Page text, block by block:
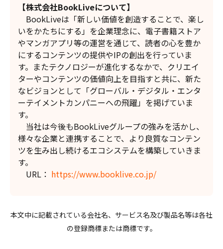
【株式会社BookLiveについて】
BookLiveは「新しい価値を創造することで、楽し
いをかたちにする」を企業理念に、電子書籍ストア
やマンガアプリ等の運営を通じて、読者の心を豊か
にするコンテンツの提供やIPの創出を行っていま
す。またテクノロジーが進化するなかで、クリエイ
ターやコンテンツの価値向上を目指すと共に、新た
なビジョンとして「グローバル・デジタル・エンタ
ーテイメントカンパニーへの飛躍」を掲げていま
す。
当社は今後もBookLiveグループの強みを活かし、
様々な企業と連携することで、より良質なコンテン
ツを生み出し続けるエコシステムを構築していきま
す。
URL： https://www.booklive.co.jp/
本文中に記載されている会社名、サービス名及び製品名等は各社
の登録商標または商標です。